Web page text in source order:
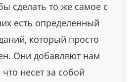
сделать то же самое с
есть определенный
который просто
Они добавляют нам
несет за собой